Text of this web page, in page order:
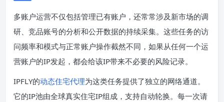
多账户运营不仅包括管理已有账户，还常常涉及新市场的调
研、竞品账号的分析和公开数据的持续采集。这些任务的访
问频率和模式与正常账户操作截然不同，如果从任何一个运
营账户的IP发起，都会给该IP带来不必要的风险记录。
IPFLY的动态住宅代理为这类任务提供了独立的网络通道。
它的IP池由全球真实住宅IP组成，支持自动轮换。每一次请